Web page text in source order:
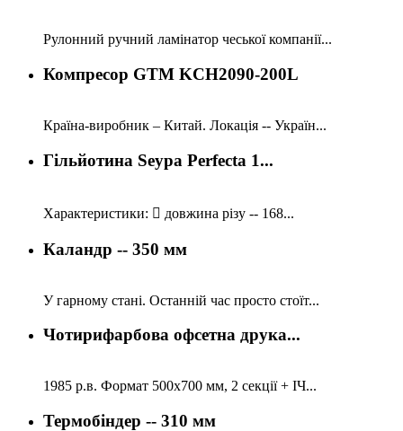
Рулонний ручний ламінатор чеської компанії...
Компресор GTM KCH2090-200L
Країна-виробник – Китай. Локація -- Україн...
Гільйотина Seypa Perfecta 1...
Характеристики:  довжина різу -- 168...
Каландр -- 350 мм
У гарному стані. Останній час просто стоїт...
Чотирифарбова офсетна друка...
1985 р.в. Формат 500х700 мм, 2 секції + ІЧ...
Термобіндер -- 310 мм